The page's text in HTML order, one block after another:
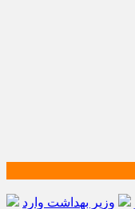
وزیر بهداشت وارد